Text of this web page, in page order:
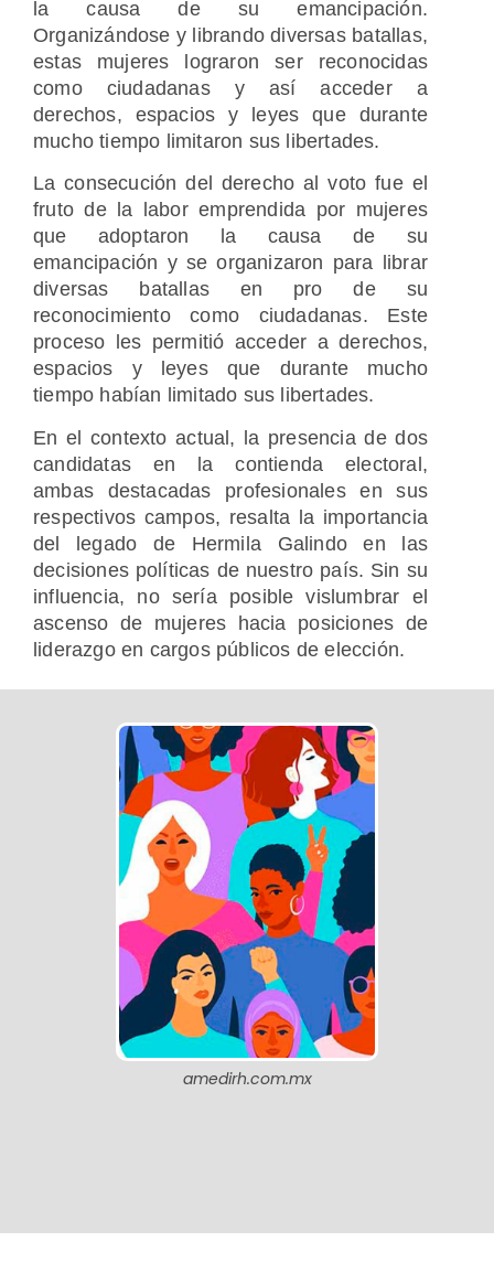
amedirh.com.mx
la causa de su emancipación.
Organizándose y librando diversas batallas,
estas mujeres lograron ser reconocidas
como ciudadanas y así acceder a
derechos, espacios y leyes que durante
mucho tiempo limitaron sus libertades.
La consecución del derecho al voto fue el
fruto de la labor emprendida por mujeres
que adoptaron la causa de su
emancipación y se organizaron para librar
diversas batallas en pro de su
reconocimiento como ciudadanas. Este
proceso les permitió acceder a derechos,
espacios y leyes que durante mucho
tiempo habían limitado sus libertades.
En el contexto actual, la presencia de dos
candidatas en la contienda electoral,
ambas destacadas profesionales en sus
respectivos campos, resalta la importancia
del legado de Hermila Galindo en las
decisiones políticas de nuestro país. Sin su
influencia, no sería posible vislumbrar el
ascenso de mujeres hacia posiciones de
liderazgo en cargos públicos de elección.